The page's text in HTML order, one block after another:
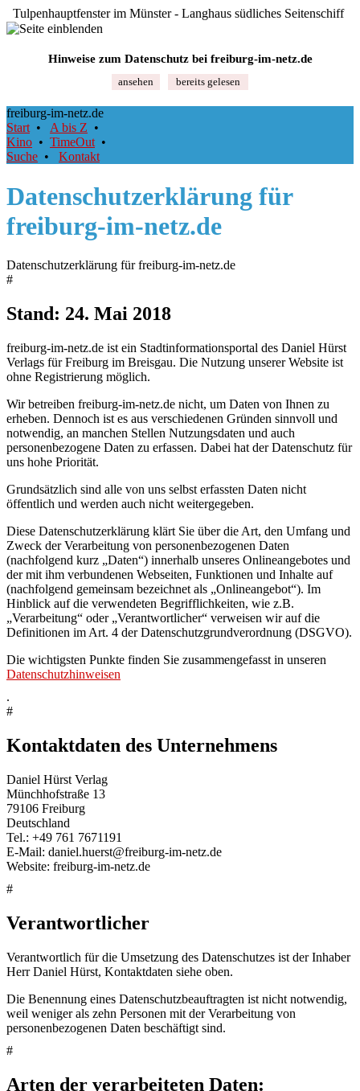
Tulpenhauptfenster im Münster - Langhaus südliches Seitenschiff
Hinweise zum Datenschutz bei freiburg‑im‑netz.de
ansehen bereits gelesen
freiburg-im-netz.de
Start • A bis Z •
Kino • TimeOut •
Suche • Kontakt
Datenschutzerklärung für
freiburg‑im‑netz.de
Datenschutzerklärung für freiburg‑im‑netz.de
#
Stand: 24. Mai 2018
freiburg‑im‑netz.de ist ein Stadtinformationsportal des Daniel Hürst
Verlags für Freiburg im Breisgau. Die Nutzung unserer Website ist
ohne Registrierung möglich.
Wir betreiben freiburg‑im‑netz.de nicht, um Daten von Ihnen zu
erheben. Dennoch ist es aus verschiedenen Gründen sinnvoll und
notwendig, an manchen Stellen Nutzungsdaten und auch
personenbezogene Daten zu erfassen. Dabei hat der Datenschutz für
uns hohe Priorität.
Grundsätzlich sind alle von uns selbst erfassten Daten nicht
öffentlich und werden auch nicht weitergegeben.
Diese Datenschutzerklärung klärt Sie über die Art, den Umfang und
Zweck der Verarbeitung von personenbezogenen Daten
(nachfolgend kurz „Daten“) innerhalb unseres Onlineangebotes und
der mit ihm verbundenen Webseiten, Funktionen und Inhalte auf
(nachfolgend gemeinsam bezeichnet als „Onlineangebot“). Im
Hinblick auf die verwendeten Begrifflichkeiten, wie z.B.
„Verarbeitung“ oder „Verantwortlicher“ verweisen wir auf die
Definitionen im Art. 4 der Datenschutzgrundverordnung (DSGVO).
Die wichtigsten Punkte finden Sie zusammengefasst in unseren
Datenschutzhinweisen
.
#
Kontaktdaten des Unternehmens
Daniel Hürst Verlag
Münchhofstraße 13
79106 Freiburg
Deutschland
Tel.: +49 761 7671191
E-Mail: daniel.huerst@freiburg-im-netz.de
Website: freiburg-im-netz.de
#
Verantwortlicher
Verantwortlich für die Umsetzung des Datenschutzes ist der Inhaber
Herr Daniel Hürst, Kontaktdaten siehe oben.
Die Benennung eines Datenschutzbeauftragten ist nicht notwendig,
weil weniger als zehn Personen mit der Verarbeitung von
personenbezogenen Daten beschäftigt sind.
#
Arten der verarbeiteten Daten: